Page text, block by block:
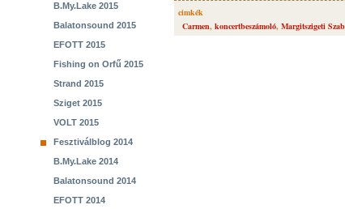
B.My.Lake 2015
Balatonsound 2015
EFOTT 2015
Fishing on Orfű 2015
Strand 2015
Sziget 2015
VOLT 2015
Fesztiválblog 2014
B.My.Lake 2014
Balatonsound 2014
EFOTT 2014
cimkék
Carmen, koncertbeszámoló, Margitszigeti